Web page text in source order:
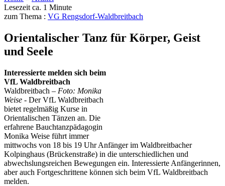
Lesezeit ca. 1 Minute
zum Thema : VG Rengsdorf-Waldbreitbach
Orientalischer Tanz für Körper, Geist
und Seele
Interessierte melden sich beim
VfL Waldbreitbach
Waldbreitbach – Foto: Monika
Weise - Der VfL Waldbreitbach
bietet regelmäßig Kurse in
Orientalischen Tänzen an. Die
erfahrene Bauchtanzpädagogin
Monika Weise führt immer
mittwochs von 18 bis 19 Uhr Anfänger im Waldbreitbacher
Kolpinghaus (Brückenstraße) in die unterschiedlichen und
abwechslungsreichen Bewegungen ein. Interessierte Anfängerinnen,
aber auch Fortgeschrittene können sich beim VfL Waldbreitbach
melden.